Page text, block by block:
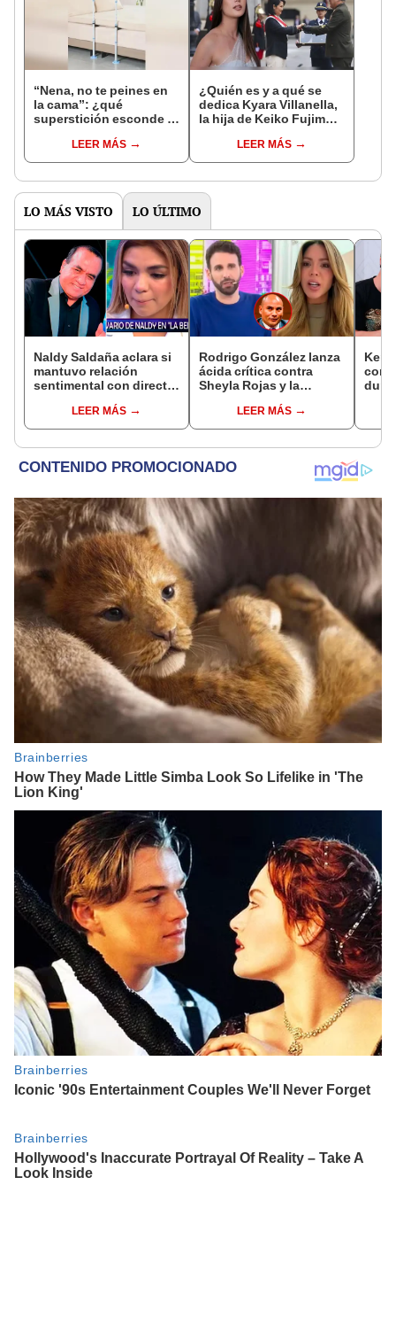
“Nena, no te peines en
la cama”: ¿qué
superstición esconde la
Enanitos Verdes?
LEER MÁS
¿Quién es y a qué se
dedica Kyara Villanella,
la hija de Keiko Fujimori
nivel nacional?
LEER MÁS
LO MÁS VISTO LO ÚLTIMO
Naldy Saldaña aclara si
mantuvo relación
sentimental con director
denunciarlo por
tocamientos: “Me
LEER MÁS
Rodrigo González lanza
ácida crítica contra
Sheyla Rojas y la
relación con su hijo: "Te
has dedicado a buscar
LEER MÁS
dura